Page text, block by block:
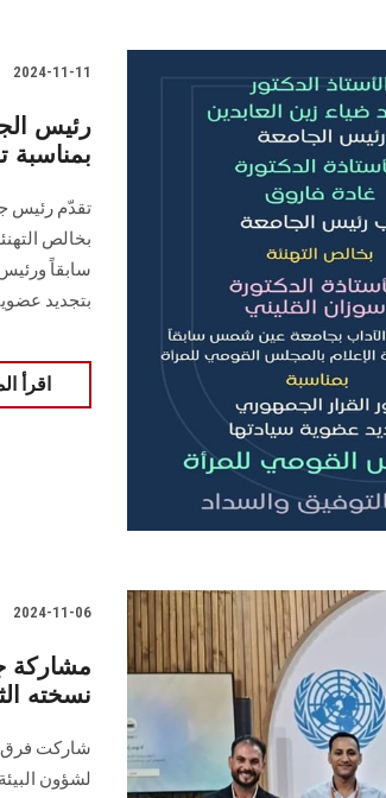
2024-11-11
رئيس
بمناسبة
تقدّم رئيس
بخالص
سابقاً
بتجديد
اقرأ
2024-11-06
مشاركة
نسخته
شاركت فرق